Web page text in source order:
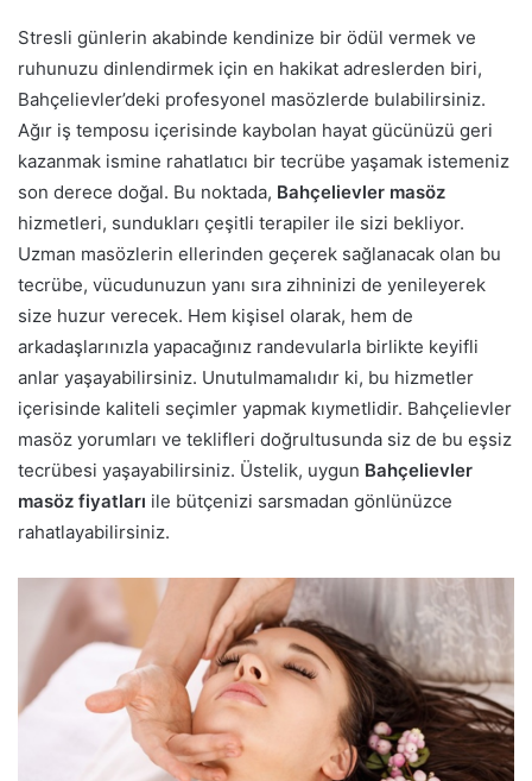
Stresli günlerin akabinde kendinize bir ödül vermek ve
ruhunuzu dinlendirmek için en hakikat adreslerden biri,
Bahçelievler’deki profesyonel masözlerde bulabilirsiniz.
Ağır iş temposu içerisinde kaybolan hayat gücünüzü geri
kazanmak ismine rahatlatıcı bir tecrübe yaşamak istemeniz
son derece doğal. Bu noktada, Bahçelievler masöz
hizmetleri, sundukları çeşitli terapiler ile sizi bekliyor.
Uzman masözlerin ellerinden geçerek sağlanacak olan bu
tecrübe, vücudunuzun yanı sıra zihninizi de yenileyerek
size huzur verecek. Hem kişisel olarak, hem de
arkadaşlarınızla yapacağınız randevularla birlikte keyifli
anlar yaşayabilirsiniz. Unutulmamalıdır ki, bu hizmetler
içerisinde kaliteli seçimler yapmak kıymetlidir. Bahçelievler
masöz yorumları ve teklifleri doğrultusunda siz de bu eşsiz
tecrübesi yaşayabilirsiniz. Üstelik, uygun Bahçelievler
masöz fiyatları ile bütçenizi sarsmadan gönlünüzce
rahatlayabilirsiniz.